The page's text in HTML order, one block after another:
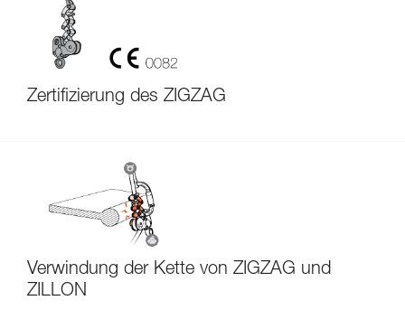
Zertifizierung des ZIGZAG
Verwindung der Kette von ZIGZAG und
ZILLON